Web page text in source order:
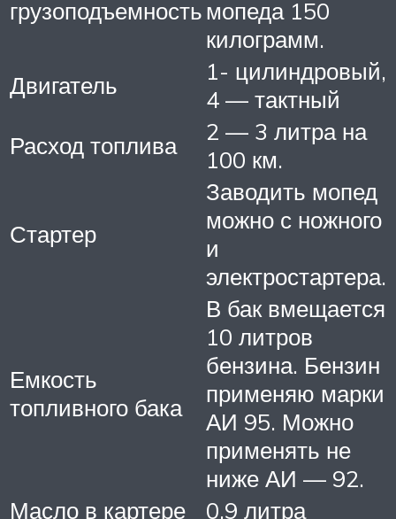
грузоподъемностьмопеда 150
килограмм.
Двигатель
1- цилиндровый,
4 — тактный
Расход топлива
2 — 3 литра на
100 км.
Стартер
Заводить мопед
можно с ножного
и
электростартера.
Емкость
топливного бака
В бак вмещается
10 литров
бензина. Бензин
применяю марки
АИ 95. Можно
применять не
ниже АИ — 92.
Масло в картере
0,9 литра